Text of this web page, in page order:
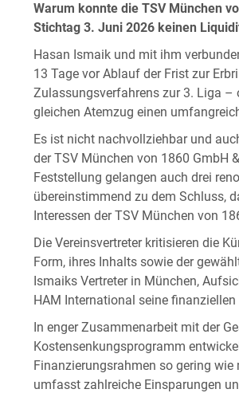
Warum konnte die TSV München
Stichtag 3. Juni 2026 keinen
Hasan Ismaik und mit ihm
13 Tage vor Ablauf der Frist zur
Zulassungsverfahrens zur 3. Liga –
gleichen Atemzug einen
Es ist nicht nachvollziehbar und
der TSV München von 1860 GmbH
Feststellung gelangen auch drei
übereinstimmend zu dem Schluss,
Interessen der TSV München von
Die Vereinsvertreter kritisieren die
Form, ihres Inhalts sowie der
Ismaiks Vertreter in München,
HAM International seine
In enger Zusammenarbeit mit der
Kostensenkungsprogramm
Finanzierungsrahmen so gering
umfasst zahlreiche Einsparungen